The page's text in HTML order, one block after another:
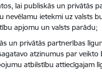
lai publiskās un privātās
nevēlamu ietekmi uz valsts
apjomu un valsts parādu;
un privātās partnerības
atzinumus par veikto
atbilstību attiecīgajam